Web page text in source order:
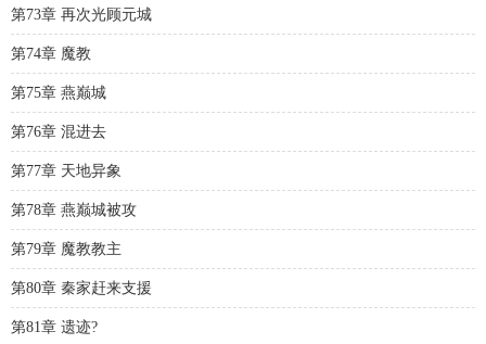
第73章 再次光顾元城
第74章 魔教
第75章 燕巅城
第76章 混进去
第77章 天地异象
第78章 燕巅城被攻
第79章 魔教教主
第80章 秦家赶来支援
第81章 遗迹?